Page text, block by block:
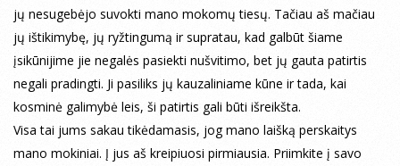
jų nesugebėjo suvokti mano mokomų tiesų. Tačiau aš mačiau
jų ištikimybę, jų ryžtingumą ir supratau, kad galbūt šiame
įsikūnijime jie negalės pasiekti nušvitimo, bet jų gauta patirtis
negali pradingti. Ji pasiliks jų kauzaliniame kūne ir tada, kai
kosminė galimybė leis, ši patirtis gali būti išreikšta.
Visa tai jums sakau tikėdamasis, jog mano laišką perskaitys
mano mokiniai. Į jus aš kreipiuosi pirmiausia. Priimkite į savo